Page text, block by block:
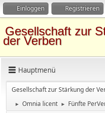
Einloggen Registrieren
Gesellschaft zur
der Verben
Hauptmenü
Gesellschaft zur Stärkung der
► Omnia licent ► Fünfte